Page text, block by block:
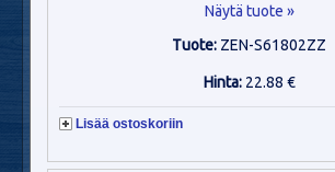
Näytä tuote »
Tuote: ZEN-S61802ZZ
Hinta: 22.88 €
Lisää ostoskoriin